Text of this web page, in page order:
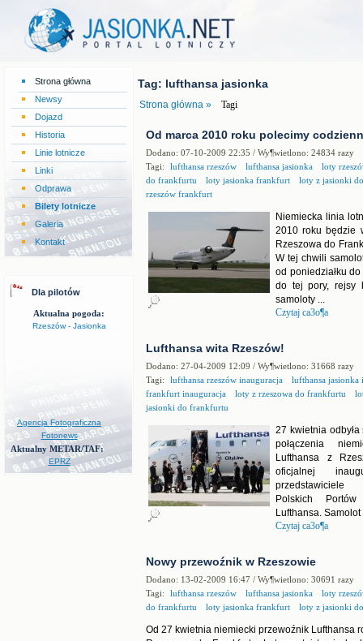
Strona główna
Newsy
Dojazd
Historia
Linie lotnicze
Linki
Odprawa
Bilety lotnicze
Galeria
Kontakt
Dla pilotów
Aktualna pogoda:
Rzeszów - Jasionka
Agencja Fotograficzna
Fotonews
Aktualny METAR/TAF:
EPRZ
Tag: lufthansa jasionka
Strona główna » Tagi
Od marca 2010 roku polecimy
Dodano: 07-10-2009 22:35 / Wy¶wietlono: 24834 razy
Tagi:
lufthansa rzeszów lufthansa jasionka
loty
do frankfurtu
loty jasionka frankfurt
loty z jasionki
rzeszów frankfurt
Niemiecka linia
2010 roku będzie
Rzeszowa do
W tej chwili
od poniedziałku
do tej pory, rejsy
samoloty ...
Czytaj ca3o¶a
Lufthansa wita Rzeszów!
Dodano: 27-04-2009 12:09 / Wy¶wietlono: 31668 razy
Tagi:
lufthansa rzeszów inauguracja
lufthansa jasionka
frankfurt inauguracja
loty z rzeszowa do frankfurtu
jasionki do frankfurtu
27 kwietnia
połączenia
Lufthansa z
oficjalnej
przedstawiciele
Polskich
Lufthansa.
Czytaj ca3o¶a
Nowy przewoźnik w Rzeszowie
Dodano: 13-02-2009 16:47 / Wy¶wietlono: 30691 razy
Tagi:
lufthansa rzeszów lufthansa jasionka
loty
do frankfurtu
loty jasionka frankfurt loty z jasionki
Od 27 kwietnia niemiecki przewoźnik Lufthansa